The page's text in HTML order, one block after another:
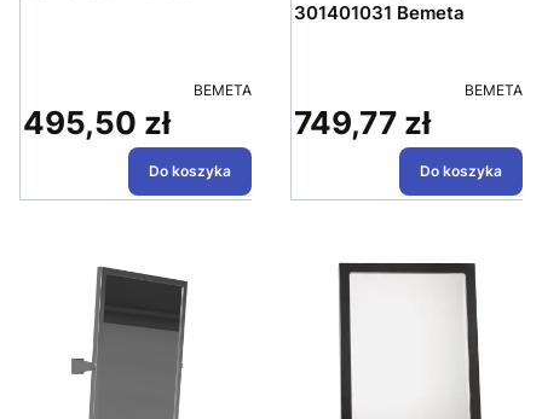
PRODUCENT
BEMETA
Cena
495,50 zł
Do koszyka
301401031 Bemeta
BEMETA
Cena
749,77 zł
Do koszyka